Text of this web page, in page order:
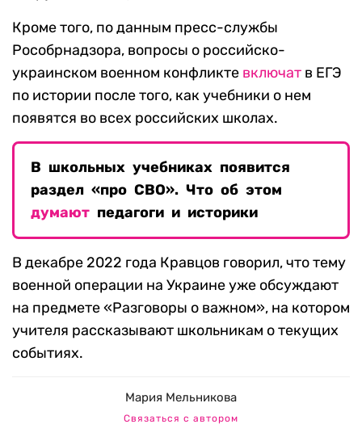
Кроме того, по данным пресс-службы
Рособрнадзора, вопросы о российско-
украинском военном конфликте включат в ЕГЭ
по истории после того, как учебники о нем
появятся во всех российских школах.
В школьных учебниках появится
раздел «про СВО». Что об этом
думают педагоги и историки
В декабре 2022 года Кравцов говорил, что тему
военной операции на Украине уже обсуждают
на предмете «Разговоры о важном», на котором
учителя рассказывают школьникам о текущих
событиях.
Мария Мельникова
Связаться с автором